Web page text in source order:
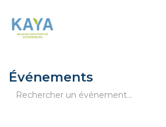
Événements